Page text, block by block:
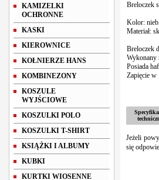
KAMIZELKI
OCHRONNE
KASKI
KIEROWNICE
KOŁNIERZE HANS
KOMBINEZONY
KOSZULE
WYJŚCIOWE
KOSZULKI POLO
KOSZULKI T-SHIRT
KSIĄŻKI I ALBUMY
KUBKI
KURTKI WIOSENNE
Breloczek
Kolor:
Materiał:
Breloczek
Wykonany
Posiada
Zapięcie w
Jeżeli
się